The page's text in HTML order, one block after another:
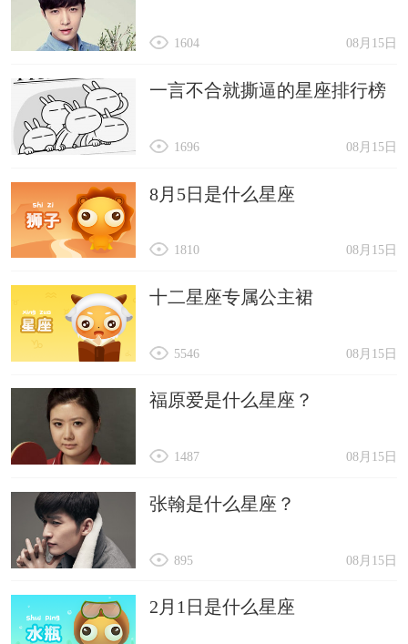
08月15日
1604
一言不合就撕逼的星座排行榜
08月15日
1696
8月5日是什么星座
08月15日
1810
十二星座专属公主裙
08月15日
5546
福原爱是什么星座？
08月15日
1487
张翰是什么星座？
08月15日
895
2月1日是什么星座